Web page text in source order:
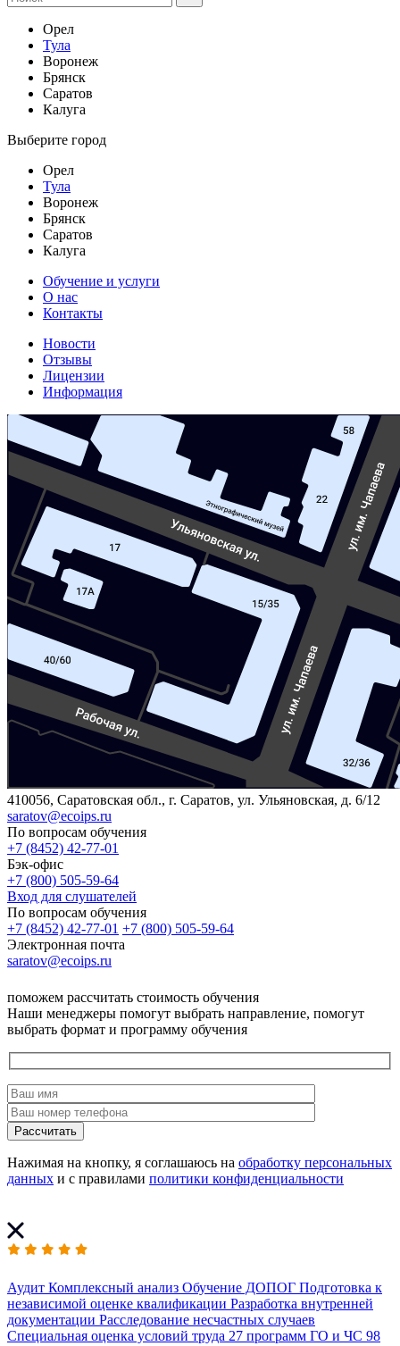
Орел
Тула
Воронеж
Брянск
Саратов
Калуга
Выберите город
Орел
Тула
Воронеж
Брянск
Саратов
Калуга
Обучение и услуги
О нас
Контакты
Новости
Отзывы
Лицензии
Информация
410056, Саратовская обл., г. Саратов, ул. Ульяновская, д. 6/12
saratov@ecoips.ru
По вопросам обучения
+7 (8452) 42-77-01
Бэк-офис
+7 (800) 505-59-64
Вход для слушателей
По вопросам обучения
+7 (8452) 42-77-01 +7 (800) 505-59-64
Электронная почта
saratov@ecoips.ru
поможем рассчитать стоимость обучения
Наши менеджеры помогут выбрать направление, помогут
выбрать формат и программу обучения
Рассчитать
Нажимая на кнопку, я соглашаюсь на обработку персональных
данных и с правилами политики конфиденциальности
Аудит Комплексный анализ Обучение ДОПОГ Подготовка к
независимой оценке квалификации Разработка внутренней
документации Расследование несчастных случаев
Специальная оценка условий труда 27 программ ГО и ЧС 98